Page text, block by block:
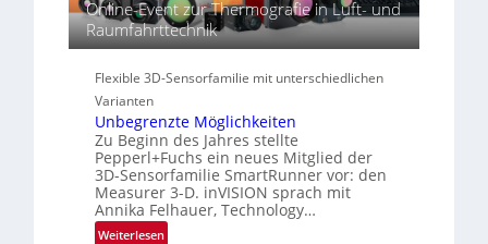
e
s
B
-
R
u
n
d
e
g
i
o
t
r
a
l
e
w
s
‘
Online-Event zur Thermografie in Luft- und
Raumfahrttechnik
Flexible 3D-Sensorfamilie mit unterschiedlichen
Varianten
Unbegrenzte Möglichkeiten
Zu Beginn des Jahres stellte
Pepperl+Fuchs ein neues Mitglied der
3D-Sensorfamilie SmartRunner vor: den
Measurer 3-D. inVISION sprach mit
Annika Felhauer, Technology…
Weiterlesen: